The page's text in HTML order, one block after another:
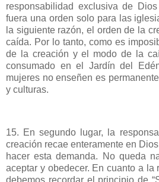
responsabilidad exclusiva de
fuera una orden solo para las
la siguiente razón, el orden de la
caída. Por lo tanto, como es
de la creación y el modo de la
consumado en el Jardín del
mujeres no enseñen es
y culturas.
15. En segundo lugar, la
creación recae enteramente en
hacer esta demanda. No queda
aceptar y obedecer. En cuanto a la
debemos recordar el principio de